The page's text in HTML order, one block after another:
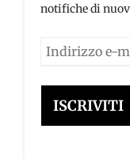
notifiche di
Indirizzo
mail
ISCRIVITI